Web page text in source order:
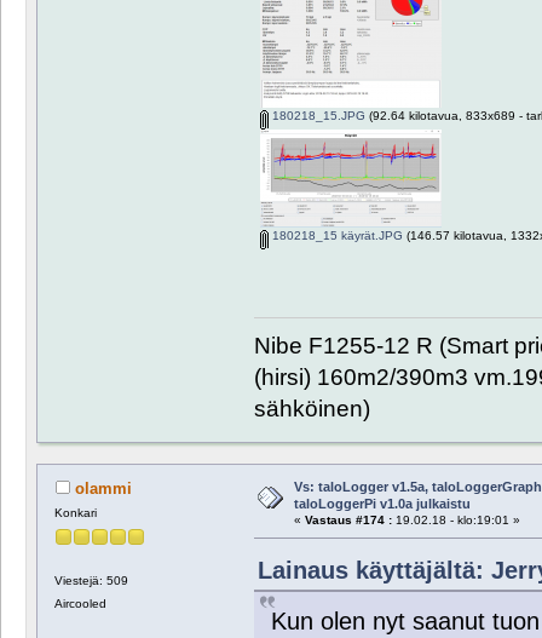
180218_15.JPG (92.64 kilotavua, 833x689 -
180218_15 käyrät.JPG (146.57 kilotavua,
Nibe F1255-12 R (Smart
(hirsi) 160m2/390m3
sähköinen)
olammi
Konkari
Viestejä: 509
Aircooled
Vs: taloLogger v1.5a, taloLoggerGraph
taloLoggerPi v1.0a julkaistu
« Vastaus #174 :19.02.18 - klo:19:01 »
Lainaus käyttäjältä:
Kun olen nyt saanut